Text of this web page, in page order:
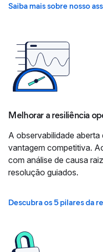
Saiba mais sobre nosso
Melhorar a resiliência
A observabilidade
vantagem competitiva.
com análise de causa
resolução guiados.
Descubra os 5 pilares da